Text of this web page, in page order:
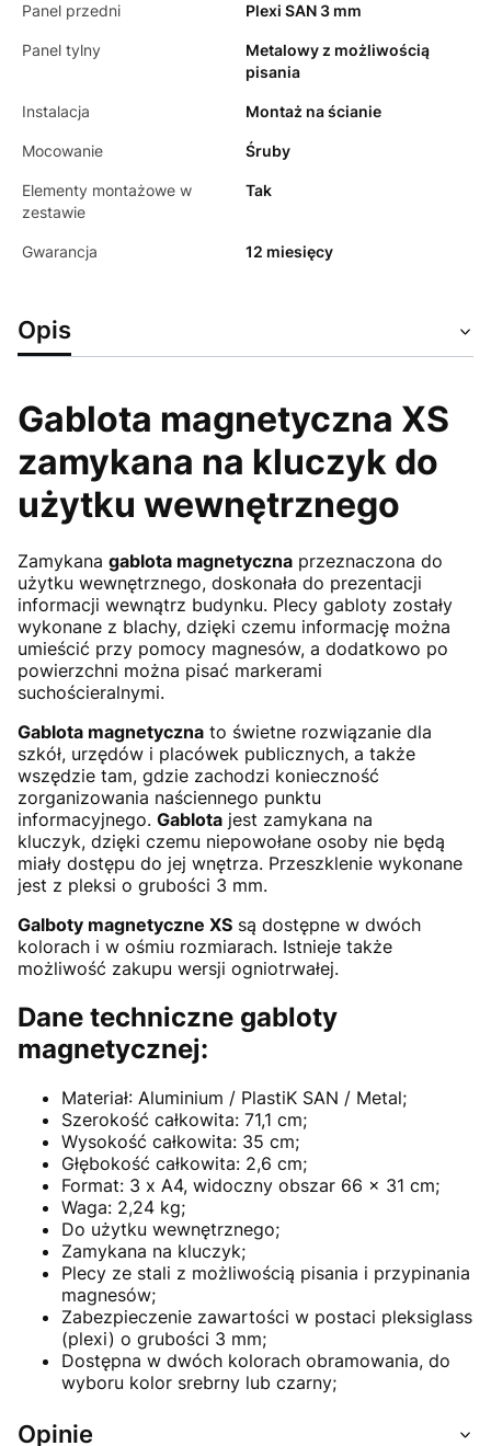
Panel przedni Plexi SAN 3 mm
Panel tylny
Metalowy z możliwością
pisania
Instalacja Montaż na ścianie
Mocowanie Śruby
Elementy montażowe w
zestawie
Tak
Gwarancja 12 miesięcy
Opis
Gablota magnetyczna XS
zamykana na kluczyk do
użytku wewnętrznego
Zamykana gablota magnetyczna przeznaczona do
użytku wewnętrznego, doskonała do prezentacji
informacji wewnątrz budynku. Plecy gabloty zostały
wykonane z blachy, dzięki czemu informację można
umieścić przy pomocy magnesów, a dodatkowo po
powierzchni można pisać markerami
suchościeralnymi.
Gablota magnetyczna to świetne rozwiązanie dla
szkół, urzędów i placówek publicznych, a także
wszędzie tam, gdzie zachodzi konieczność
zorganizowania naściennego punktu
informacyjnego. Gablota jest zamykana na
kluczyk, dzięki czemu niepowołane osoby nie będą
miały dostępu do jej wnętrza. Przeszklenie wykonane
jest z pleksi o grubości 3 mm.
Galboty magnetyczne XS są dostępne w dwóch
kolorach i w ośmiu rozmiarach. Istnieje także
możliwość zakupu wersji ogniotrwałej.
Dane techniczne gabloty
magnetycznej:
Materiał: Aluminium / PlastiK SAN / Metal;
Szerokość całkowita: 71,1 cm;
Wysokość całkowita: 35 cm;
Głębokość całkowita: 2,6 cm;
Format: 3 x A4, widoczny obszar 66 x 31 cm;
Waga: 2,24 kg;
Do użytku wewnętrznego;
Zamykana na kluczyk;
Plecy ze stali z możliwością pisania i przypinania
magnesów;
Zabezpieczenie zawartości w postaci pleksiglass
(plexi) o grubości 3 mm;
Dostępna w dwóch kolorach obramowania, do
wyboru kolor srebrny lub czarny;
Opinie